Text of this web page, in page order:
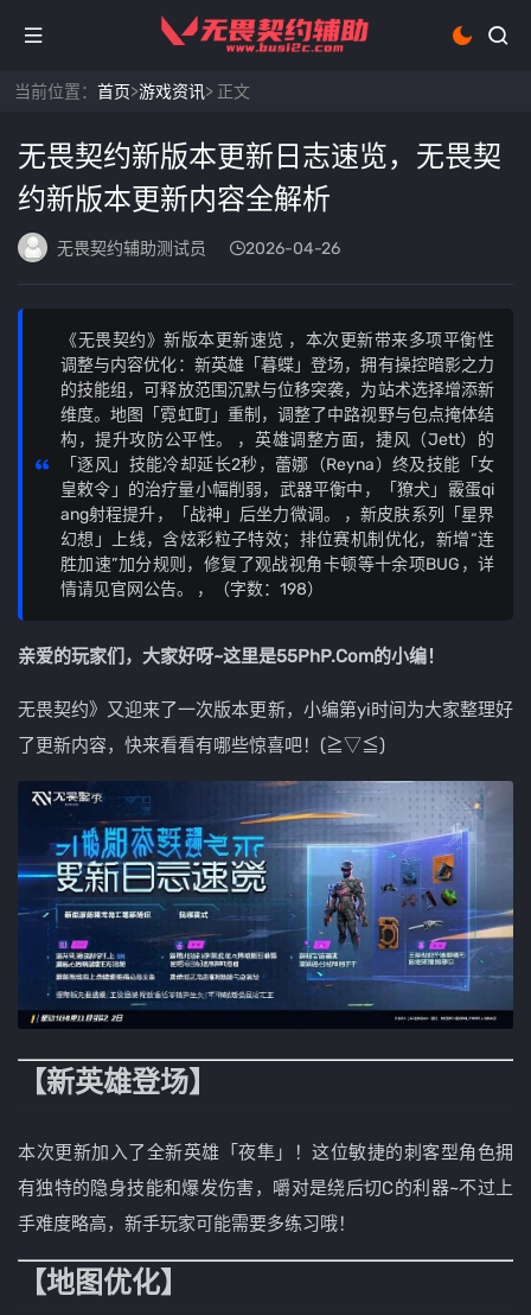
当前位置： 首页>游戏资讯> 正文
无畏契约新版本更新日志速览，无畏契
约新版本更新内容全解析
无畏契约辅助测试员 2026-04-26
《无畏契约》新版本更新速览 ，本次更新带来多项平衡性
调整与内容优化：新英雄「暮蝶」登场，拥有操控暗影之力
的技能组，可释放范围沉默与位移突袭，为站术选择增添新
维度。地图「霓虹町」重制，调整了中路视野与包点掩体结
构，提升攻防公平性。 ，英雄调整方面，捷风（Jett）的
「逐风」技能冷却延长2秒，蕾娜（Reyna）终及技能「女
皇敕令」的治疗量小幅削弱，武器平衡中，「獠犬」霰蛋qi
ang射程提升，「战神」后坐力微调。 ，新皮肤系列「星界
幻想」上线，含炫彩粒子特效；排位赛机制优化，新增“连
胜加速”加分规则，修复了观战视角卡顿等十余项BUG，详
情请见官网公告。 ，（字数：198）
亲爱的玩家们，大家好呀~这里是55PhP.Com的小编！
无畏契约》又迎来了一次版本更新，小编第yi时间为大家整理好
了更新内容，快来看看有哪些惊喜吧！(≧▽≦)
【新英雄登场】
本次更新加入了全新英雄「夜隼」！这位敏捷的刺客型角色拥
有独特的隐身技能和爆发伤害，嚼对是绕后切C的利器~不过上
手难度略高，新手玩家可能需要多练习哦！
【地图优化】